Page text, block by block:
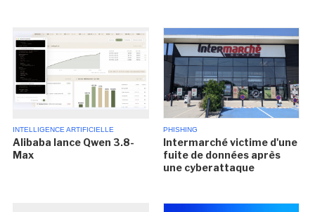
INTELLIGENCE ARTIFICIELLE
Alibaba lance Qwen 3.8-
Max
PHISHING
Intermarché victime d'une
fuite de données après
une cyberattaque